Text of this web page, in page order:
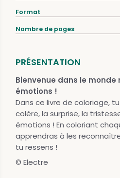
Format
Nombre de pages
PRÉSENTATION
Bienvenue dans le monde
émotions !
Dans ce livre de coloriage,
colère, la surprise, la
émotions ! En coloriant
apprendras à les
tu ressens !
© Electre